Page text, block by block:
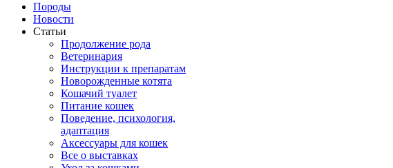
Породы
Новости
Статьи
Продолжение рода
Ветеринария
Инструкции к препаратам
Новорожденные котята
Кошачий туалет
Питание кошек
Поведение, психология,
адаптация
Аксессуары для кошек
Все о выставках